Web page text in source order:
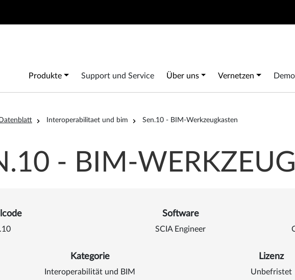
Main navigation
Produkte Support und Service Über uns Vernetzen
Datenblatt Interoperabilitaet und bim Sen.10 - BIM-Werkzeugkasten
- BIM-
Software
SCIA Engineer
Kategorie
Interoperabilität und BIM
Lizenz
Unbefristet